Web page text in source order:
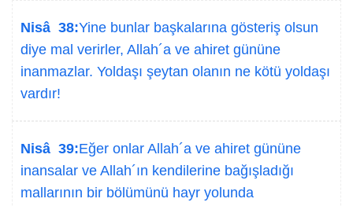
Nisâ 38:Yine bunlar başkalarına gösteriş olsun
diye mal verirler, Allah´a ve ahiret gününe
inanmazlar. Yoldaşı şeytan olanın ne kötü yoldaşı
vardır!
Nisâ 39:Eğer onlar Allah´a ve ahiret gününe
inansalar ve Allah´ın kendilerine bağışladığı
mallarının bir bölümünü hayr yolunda